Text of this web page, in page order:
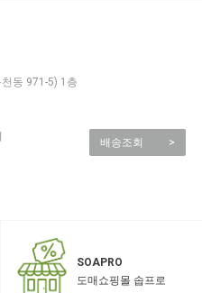
동 971-5) 1층
배송조회 >
SOAPRO
도매쇼핑몰 솝프로